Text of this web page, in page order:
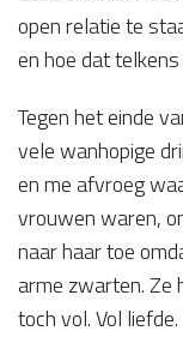
open relatie te
en hoe dat
Tegen het einde
vele wanhopige
en me afvroeg
vrouwen waren,
naar haar toe
arme zwarten. Ze
toch vol. Vol liefde.